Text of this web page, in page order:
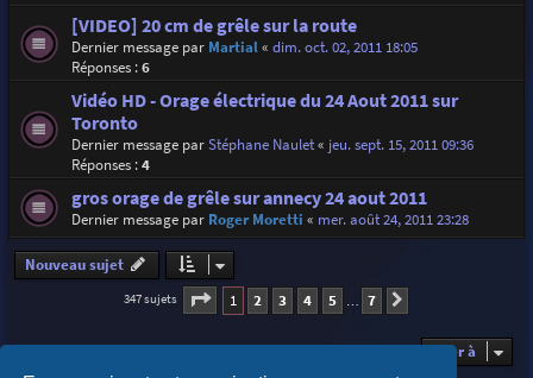
[VIDEO] 20 cm de grêle sur la route
Dernier message par Martial« dim. oct. 02, 2011 18:05
Réponses :6
Vidéo HD - Orage électrique du 24 Aout 2011 sur
Toronto
Dernier message parStéphane Naulet« jeu. sept. 15, 2011 09:36
Réponses :4
gros orage de grêle sur annecy 24 aout 2011
Dernier message par Roger Moretti « mer. août 24, 2011 23:28
Nouveau sujet
347 sujets Page 1sur
1 2 3 4 5 … 7
Aller à